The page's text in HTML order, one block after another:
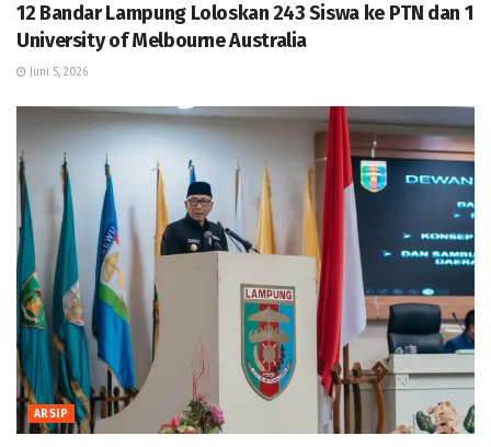
12 Bandar Lampung Loloskan 243 Siswa ke PTN dan 1
University of Melbourne Australia
Juni 5, 2026
ARSIP